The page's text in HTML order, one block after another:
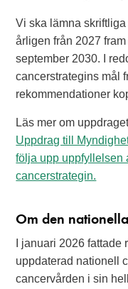
Vi ska lämna
årligen från 2027
september 2030. I
cancerstrategins mål
rekommendationer
Läs mer om
Uppdrag till
följa upp uppfyllelsen
cancerstrategin.
Om den
I januari 2026
uppdaterad nationell
cancervården i sin